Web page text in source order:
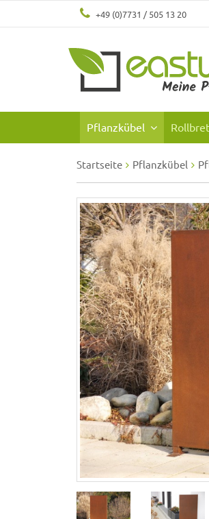
+49 (0)7731 / 505 13 20
Pflanzkübel
Startseite Pflanzkübel